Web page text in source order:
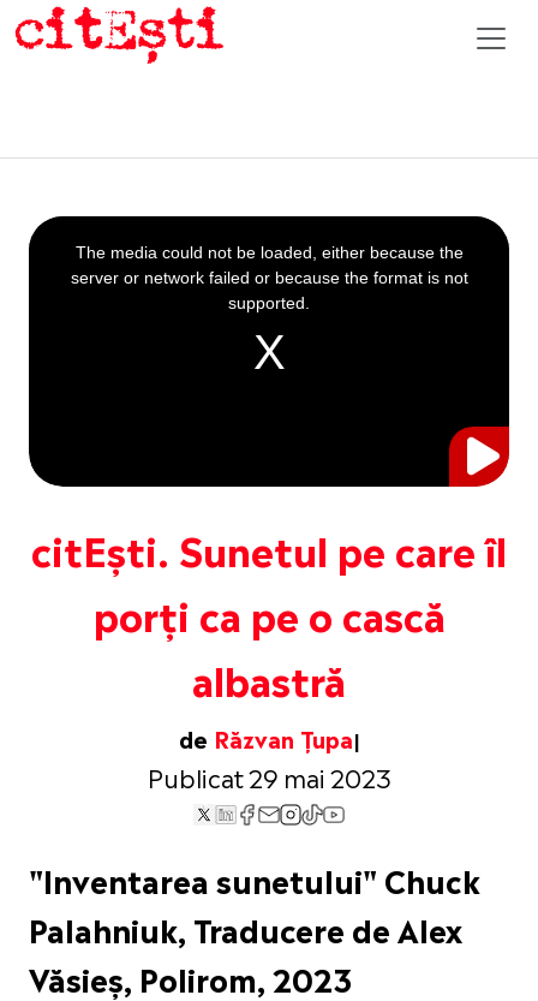
citEști. Sunetul pe care îl
porți ca pe o cască
albastră
de Răzvan Țupa
Publicat 29 mai 2023
This
is
a
The media could not be loaded, either because the
server or network failed or because the format is not
supported.
"Inventarea sunetului" Chuck
Palahniuk, Traducere de Alex
Văsieş, Polirom, 2023